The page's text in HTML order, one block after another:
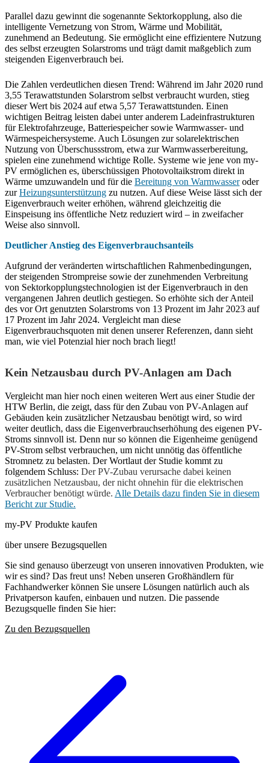
Parallel dazu gewinnt die sogenannte Sektorkopplung, also die
intelligente Vernetzung von Strom, Wärme und Mobilität,
zunehmend an Bedeutung. Sie ermöglicht eine effizientere Nutzung
des selbst erzeugten Solarstroms und trägt damit maßgeblich zum
steigenden Eigenverbrauch bei.
Die Zahlen verdeutlichen diesen Trend: Während im Jahr 2020 rund
3,55 Terawattstunden Solarstrom selbst verbraucht wurden, stieg
dieser Wert bis 2024 auf etwa 5,57 Terawattstunden. Einen
wichtigen Beitrag leisten dabei unter anderem Ladeinfrastrukturen
für Elektrofahrzeuge, Batteriespeicher sowie Warmwasser- und
Wärmespeichersysteme. Auch Lösungen zur solarelektrischen
Nutzung von Überschussstrom, etwa zur Warmwasserbereitung,
spielen eine zunehmend wichtige Rolle. Systeme wie jene von my-
PV ermöglichen es, überschüssigen Photovoltaikstrom direkt in
Wärme umzuwandeln und für die Bereitung von Warmwasseroder
zurHeizungsunterstützung zu nutzen. Auf diese Weise lässt sich der
Eigenverbrauch weiter erhöhen, während gleichzeitig die
Einspeisung ins öffentliche Netz reduziert wird – in zweifacher
Weise also sinnvoll.
Deutlicher Anstieg des Eigenverbrauchsanteils
Aufgrund der veränderten wirtschaftlichen Rahmenbedingungen,
der steigenden Strompreise sowie der zunehmenden Verbreitung
von Sektorkopplungstechnologien ist der Eigenverbrauch in den
vergangenen Jahren deutlich gestiegen. So erhöhte sich der Anteil
des vor Ort genutzten Solarstroms von 13 Prozent im Jahr 2023 auf
17 Prozent im Jahr 2024. Vergleicht man diese
Eigenverbrauchsquoten mit denen unserer Referenzen, dann sieht
man, wie viel Potenzial hier noch brach liegt!
Kein Netzausbau durch PV-Anlagen am Dach
Vergleicht man hier noch einen weiteren Wert aus einer Studie der
HTW Berlin, die zeigt, dass für den Zubau von PV-Anlagen auf
Gebäuden kein zusätzlicher Netzausbau benötigt wird, so wird
weiter deutlich, dass die Eigenverbrauchserhöhung des eigenen PV-
Stroms sinnvoll ist. Denn nur so können die Eigenheime genügend
PV-Strom selbst verbrauchen, um nicht unnötig das öffentliche
Stromnetz zu belasten. Der Wortlaut der Studie kommt zu
folgendem Schluss: Der PV-Zubau verursache dabei keinen
zusätzlichen Netzausbau, der nicht ohnehin für die elektrischen
Verbraucher benötigt würde. Alle Details dazu finden Sie in diesem
Bericht zur Studie.
my-PV Produkte kaufen
über unsere Bezugsquellen
Sie sind genauso überzeugt von unseren innovativen Produkten, wie
wir es sind? Das freut uns! Neben unseren Großhändlern für
Fachhandwerker können Sie unsere Lösungen natürlich auch als
Privatperson kaufen, einbauen und nutzen. Die passende
Bezugsquelle finden Sie hier:
Zu den Bezugsquellen